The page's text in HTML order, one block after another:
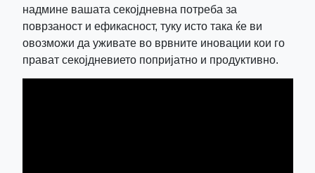
надмине вашата секојдневна потреба за
поврзаност и ефикасност, туку исто така ќе ви
овозможи да уживате во врвните иновации кои го
прават секојдневието попријатно и продуктивно.